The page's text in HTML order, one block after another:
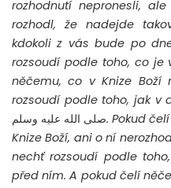
rozhodnutí nepronesli,
rozhodl, že nadejde
kdokoli z vás bude po
rozsoudí podle toho, co je
něčemu, co v Knize Boží
rozsoudí podle toho, jak v
صلى الله عليه وسلم. Pokud
Knize Boží, ani o ní
nechť rozsoudí podle
před ním. A pokud čelí